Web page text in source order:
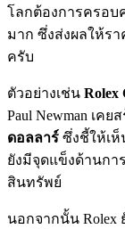
โลกต้องการครอบ
มาก ซึ่งส่งผลให้ร
ครับ
ตัวอย่างเช่น Rolex
Paul Newman เค
ดอลลาร์ ซึ่งชี้ให้เห็
ยังมีจุดแข็งด้านกา
สินทรัพย์
นอกจากนั้น Rolex